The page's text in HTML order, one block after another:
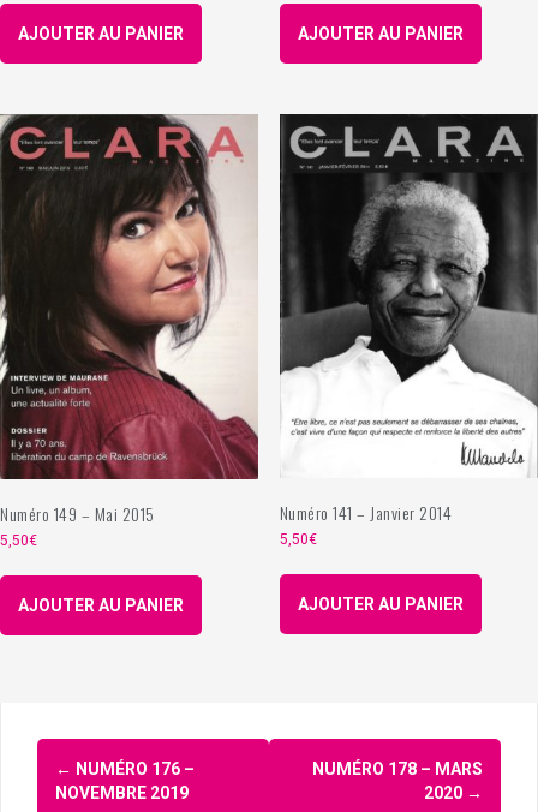
AJOUTER AU PANIER AJOUTER AU PANIER
Numéro 149 – Mai 2015
5,50€
AJOUTER AU PANIER
Numéro 141 – Janvier 2014
5,50€
AJOUTER AU PANIER
Navigation
d'article
← NUMÉRO 176 –
NOVEMBRE 2019
NUMÉRO 178 – MARS
2020 →